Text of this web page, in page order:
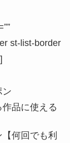
st-list-border
ン
品に使える
何回でも利